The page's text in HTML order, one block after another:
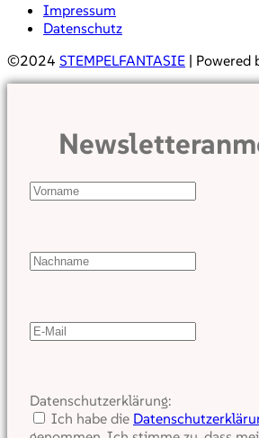
Impressum
Datenschutz
©2024 STEMPELFANTASIE | Powered
Datenschutzerklärung:
Ich habe die